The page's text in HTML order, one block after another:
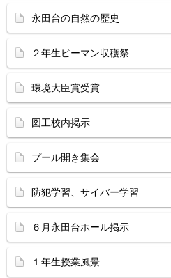
永田台の自然の歴史
２年生ピーマン収穫祭
環境大臣賞受賞
図工校内掲示
プール開き集会
防犯学習、サイバー学習
６月永田台ホール掲示
１年生授業風景